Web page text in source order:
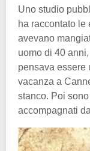
Uno studio
ha raccontato
avevano
uomo di 40
pensava essere
vacanza a
stanco. Poi
accompagnati